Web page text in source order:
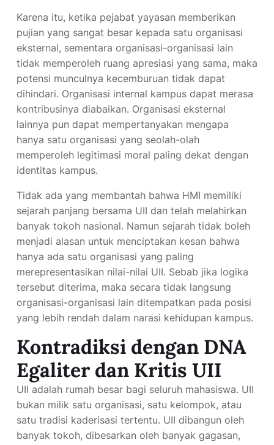
pujian yang sangat besar kepada satu organisasi
eksternal, sementara organisasi-organisasi lain
tidak memperoleh ruang apresiasi yang sama, maka
potensi munculnya kecemburuan tidak dapat
dihindari. Organisasi internal kampus dapat merasa
kontribusinya diabaikan. Organisasi eksternal
lainnya pun dapat mempertanyakan mengapa
hanya satu organisasi yang seolah-olah
memperoleh legitimasi moral paling dekat dengan
identitas kampus.
sejarah panjang bersama UII dan telah melahirkan
banyak tokoh nasional. Namun sejarah tidak boleh
menjadi alasan untuk menciptakan kesan bahwa
hanya ada satu organisasi yang paling
merepresentasikan nilai-nilai UII. Sebab jika logika
tersebut diterima, maka secara tidak langsung
organisasi-organisasi lain ditempatkan pada posisi
yang lebih rendah dalam narasi kehidupan kampus.
Kontradiksi dengan DNA
Egaliter dan Kritis UII
UII adalah rumah besar bagi seluruh mahasiswa. UII
bukan milik satu organisasi, satu kelompok, atau
satu tradisi kaderisasi tertentu. UII dibangun oleh
banyak tokoh, dibesarkan oleh banyak gagasan,
dan hingga hari ini terus hidup karena kontribusi